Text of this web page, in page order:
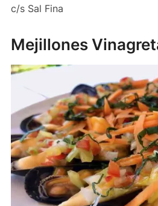
c/s Sal Fina
Mejillones